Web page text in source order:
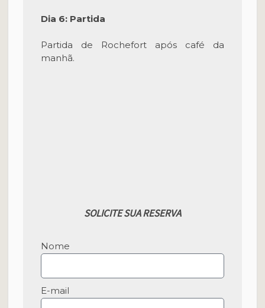
Dia 6: Partida
Partida de Rochefort após café da
manhã.
SOLICITE SUA RESERVA
Nome
E-mail